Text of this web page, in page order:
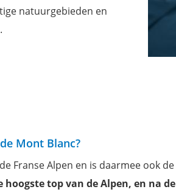
natuurgebieden en
Mont Blanc?
Franse Alpen en is daarmee ook
hoogste top van de Alpen, en na